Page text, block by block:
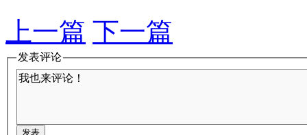
上一篇 下一篇
发表评论